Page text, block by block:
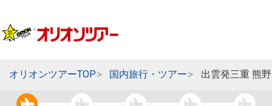
オリオンツアーTOP 国内旅行・ツアー 出雲発三重 熊